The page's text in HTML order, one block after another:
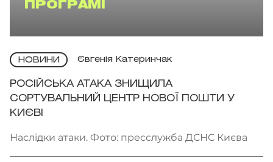
ПРОГРАМІ
НОВИНИ Євгенія Катеринчак
РОСІЙСЬКА АТАКА ЗНИЩИЛА
СОРТУВАЛЬНИЙ ЦЕНТР НОВОЇ ПОШТИ У
КИЄВІ
Наслідки атаки. Фото: пресслужба ДСНС Києва